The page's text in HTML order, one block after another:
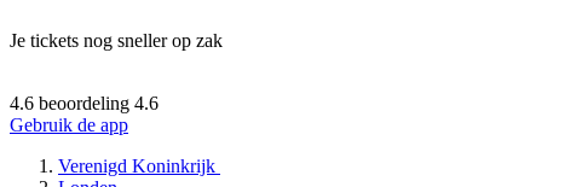
Je tickets nog sneller op zak
4.6 beoordeling 4.6
Gebruik de app
Verenigd Koninkrijk